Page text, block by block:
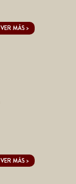
VER MÁS >
VER MÁS >